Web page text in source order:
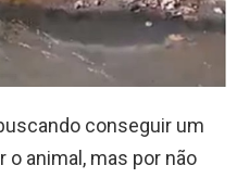
conseguir um
o animal, mas por não